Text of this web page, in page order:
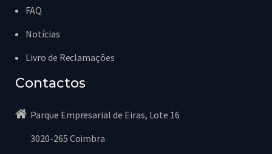
FAQ
Notícias
Livro de Reclamações
Contactos
Parque Empresarial de Eiras, Lote 16
3020-265 Coimbra